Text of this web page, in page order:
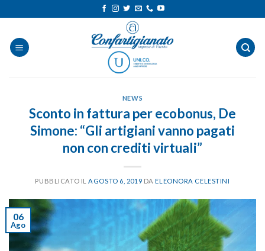
ai
contenuti
NEWS
Sconto in fattura per ecobonus, De
Simone: “Gli artigiani vanno pagati
non con crediti virtuali”
PUBBLICATO IL AGOSTO 6, 2019 DAELEONORA CELESTINI
06
Ago